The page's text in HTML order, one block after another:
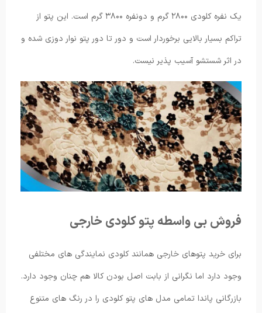
یک نفره کلودی ۲۸۰۰ گرم و دونفره ۳۸۰۰ گرم است. این پتو از
تراکم بسیار بالایی برخوردار است و دور تا دور پتو نوار دوزی شده و
در اثر شستشو آسیب پذیر نیست.
فروش بی واسطه پتو کلودی خارجی
برای خرید پتوهای خارجی همانند کلودی نمایندگی های مختلفی
وجود دارد اما نگرانی از بابت اصل بودن کالا هم چنان وجود دارد.
بازرگانی پاندا تمامی مدل های پتو کلودی را در رنگ های متنوع